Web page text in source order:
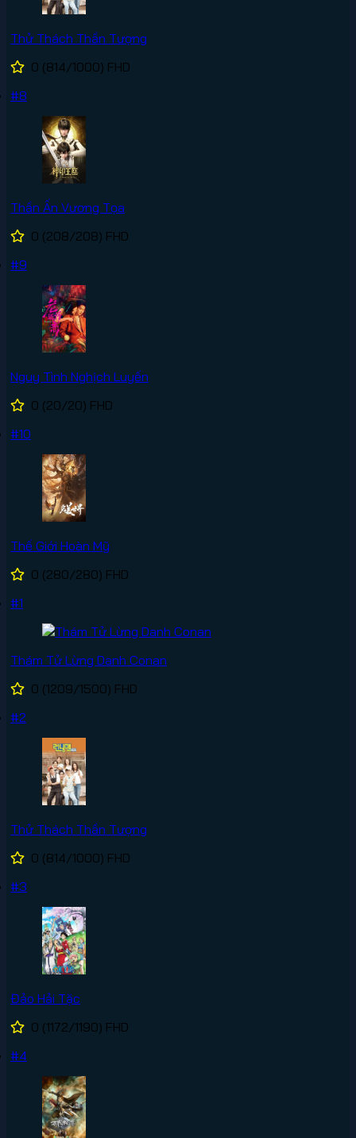
Thử Thách Thần Tượng
0 (814/1000) FHD
#8
Thần Ấn Vương Tọa
0 (208/208) FHD
#9
Nguy Tình Nghịch Luyến
0 (20/20) FHD
#10
Thế Giới Hoàn Mỹ
0 (280/280) FHD
#1
Thám Tử Lừng Danh Conan
0 (1209/1500) FHD
#2
Thử Thách Thần Tượng
0 (814/1000) FHD
#3
Đảo Hải Tặc
0 (1172/1190) FHD
#4